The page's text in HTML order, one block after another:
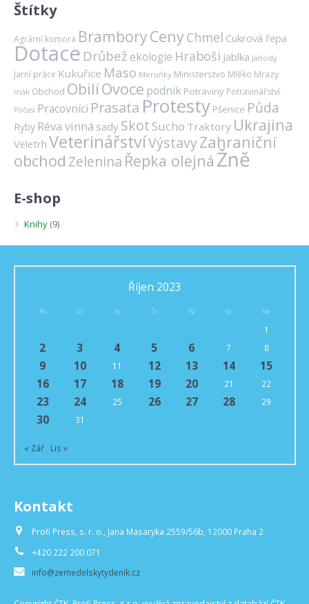
Štítky
Agrární komora BramboryCenyChmel Cukrová řepa
Dotace Drůbež ekologie Hraboši Jablka Jahody
Jarní práce Kukuřice Maso Meruňky Ministerstvo Mléko Mrazy
mák Obchod ObilíOvoce podnik Potraviny Potravinářství
Počasí Pracovníci Prasata Protesty Pšenice Půda
Ryby Réva vinná sady Skot Sucho Traktory Ukrajina
Veletrh VeterinářstvíVýstavyZahraniční
obchod Zelenina Řepka olejná Žně
E-shop
Knihy (9)
Říjen 2023
Po Út St Čt Pá So Ne
1
2 3 4 5 6 7 8
9 10 11 12 13 14
15
16
17 18 19 20 21 22
23 24 25 26 27 28 29
30 31
« Zář Lis »
Kontakt
Profi Press, s. r. o., Jana Masaryka 2559/56b, 12000 Praha 2
+420 222 200 071
info@zemedelskytydenik.cz